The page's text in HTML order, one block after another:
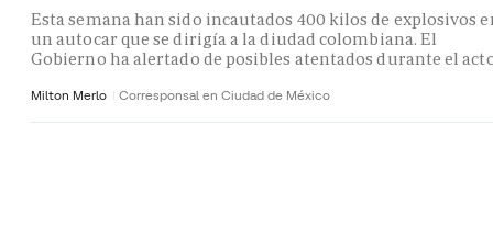
Esta semana han sido incautados 400 kilos de explosivos
un autocar que se dirigía a la diudad colombiana. El
Gobierno ha alertado de posibles atentados durante el
Milton Merlo Corresponsal en Ciudad de México